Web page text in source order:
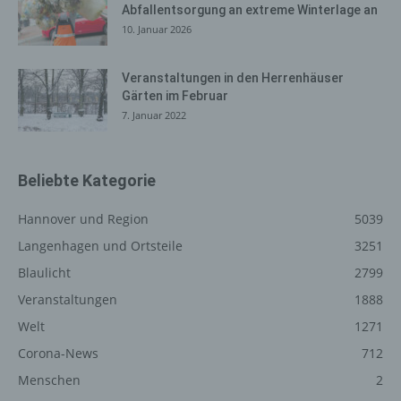
Abfallentsorgung an extreme Winterlage an
10. Januar 2026
Veranstaltungen in den Herrenhäuser
Gärten im Februar
7. Januar 2022
Beliebte Kategorie
Hannover und Region
5039
Langenhagen und Ortsteile
3251
Blaulicht
2799
Veranstaltungen
1888
Welt
1271
Corona-News
712
Menschen
2
Internetbrowsern möglich. Deaktiviert die betroffene
Person die Setzung von Cookies in dem genutzten
Funktionen unserer Internetseite vollumfänglich nutzbar.
Erfassung von allgemeinen Daten
Die Internetseite erfasst mit jedem Aufruf der
Internetseite durch eine betroffene Person oder ein
automatisiertes System eine Reihe von allgemeinen
Informationen werden in den Logfiles des Servers
gespeichert. Erfasst werden können die (1) verwendeten
Browsertypen und Versionen, (2) das vom zugreifenden
System verwendete Betriebssystem, (3) die
Internetseite, von welcher ein zugreifendes System auf
unsere Internetseite gelangt (sogenannte Referrer), (4)